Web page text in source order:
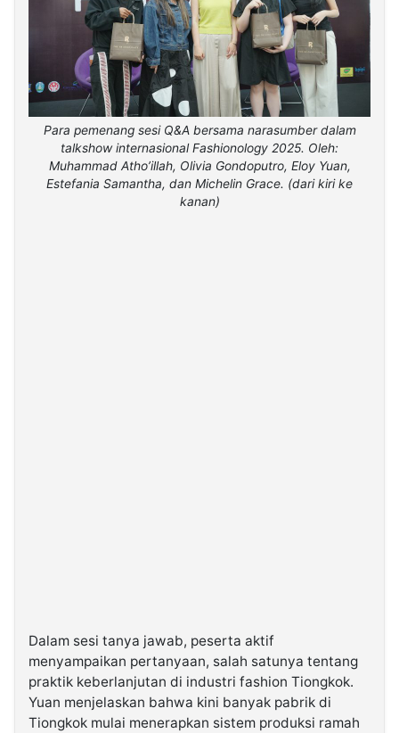
Para pemenang sesi Q&A bersama narasumber dalam
talkshow internasional Fashionology 2025. Oleh:
Muhammad Atho’illah, Olivia Gondoputro, Eloy Yuan,
Estefania Samantha, dan Michelin Grace. (dari kiri ke
kanan)
Dalam sesi tanya jawab, peserta aktif
menyampaikan pertanyaan, salah satunya tentang
praktik keberlanjutan di industri fashion Tiongkok.
Yuan menjelaskan bahwa kini banyak pabrik di
Tiongkok mulai menerapkan sistem produksi ramah